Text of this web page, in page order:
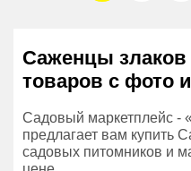
Саженцы злаков
товаров с фото
Садовый маркетплейс -
предлагает вам купить
садовых питомников и